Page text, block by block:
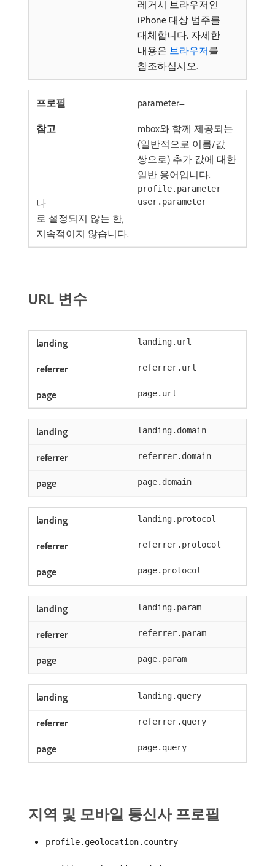
레거시 브라우저인
iPhone 대상 범주를
대체합니다. 자세한
내용은 브라우저를
참조하십시오.
parameter=
mbox와 함께 제공되는
(일반적으로 이름/값
쌍으로) 추가 값에 대한
일반 용어입니다.
profile.parameter
나 user.parameter
로 설정되지 않는 한,
지속적이지 않습니다.
URL 변수
landing.url
referrer.url
page.url
landing.domain
referrer.domain
page.domain
landing.protocol
referrer.protocol
page.protocol
landing.param
referrer.param
page.param
landing.query
referrer.query
page.query
지역 및 모바일 통신사 프로필
profile.geolocation.country